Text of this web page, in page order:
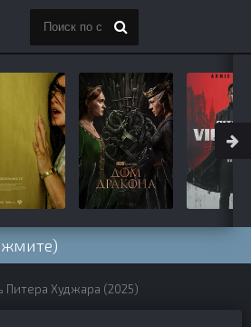
Питера Худжара (2025)